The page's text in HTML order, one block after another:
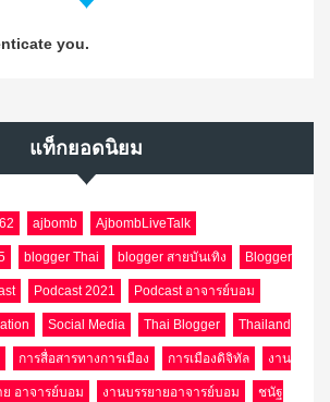
you.
แท็กยอดนิยม
ajbomb AjbombLiveTalk
blogger Thai blogger สายบันเทิง Blogger
Podcast 2021 Podcast อาจารย์บอม
Social Media Thai Blogger Thailand
การสื่อสารทางการเมือง การเมืองดิจิทัล งาน
ย อาจารย์บอม งานบรรยายอาจารย์บอม ชนัฐ